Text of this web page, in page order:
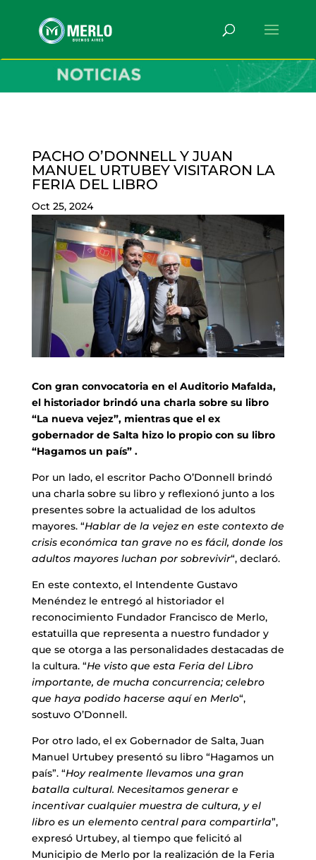
PACHO O’DONNELL Y JUAN
MANUEL URTUBEY VISITARON LA
FERIA DEL LIBRO
Oct 25, 2024
Con gran convocatoria en el Auditorio Mafalda,
el historiador brindó una charla sobre su libro
“La nueva vejez”, mientras que el ex
gobernador de Salta hizo lo propio con su libro
“Hagamos un país” .
Por un lado, el escritor Pacho O’Donnell brindó
una charla sobre su libro y reflexionó junto a los
presentes sobre la actualidad de los adultos
mayores. “Hablar de la vejez en este contexto de
crisis económica tan grave no es fácil, donde los
adultos mayores luchan por sobrevivir“, declaró.
En este contexto, el Intendente Gustavo
Menéndez le entregó al historiador el
reconocimiento Fundador Francisco de Merlo,
estatuilla que representa a nuestro fundador y
que se otorga a las personalidades destacadas de
la cultura. “He visto que esta Feria del Libro
importante, de mucha concurrencia; celebro
que haya podido hacerse aquí en Merlo“,
sostuvo O’Donnell.
Por otro lado, el ex Gobernador de Salta, Juan
Manuel Urtubey presentó su libro “Hagamos un
país”. “Hoy realmente llevamos una gran
batalla cultural. Necesitamos generar e
incentivar cualquier muestra de cultura, y el
libro es un elemento central para compartirla”,
expresó Urtubey, al tiempo que felicitó al
Municipio de Merlo por la realización de la Feria